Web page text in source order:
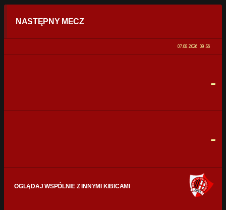
STATYSTYKI
0% 100%
NASTĘPNY MECZ
07.08.2026, 09:56
-
-
OGLĄDAJ WSPÓLNIE Z INNYMI KIBICAMI